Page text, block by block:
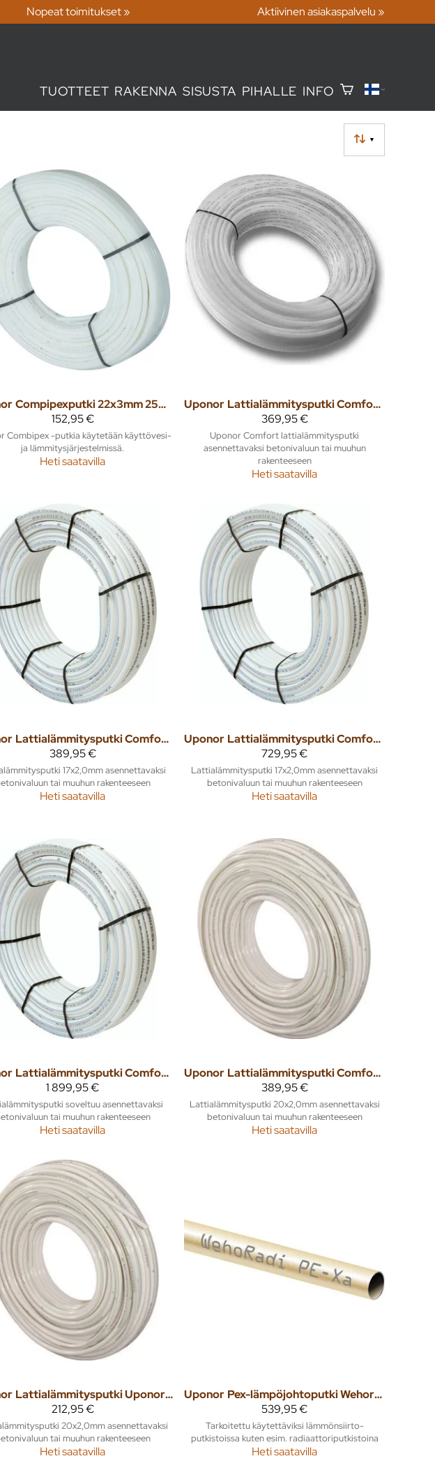
Nopeat toimitukset » Aktiivinen asiakaspalvelu »
TUOTTEET RAKENNA SISUSTA PIHALLE INFO
▼
Compipexputki 22x3mm 25m PN10 Q&E
152,95 €
Combipex -putkia käytetään käyttövesi-
ja lämmitysjärjestelmissä.
Heti saatavilla
Uponor
Lattialämmitysputki Comfort 12x1,7 120m
369,95 €
Uponor Comfort lattialämmitysputki
asennettavaksi betonivaluun tai muuhun
rakenteeseen
Heti saatavilla
Lattialämmitysputki Comfort Pipe Plus 17x2,0 120m
389,95 €
17x2,0mm asennettavaksi
tai muuhun rakenteeseen
Heti saatavilla
Uponor
Lattialämmitysputki Comfort Pipe Plus 17x2,0 240m
729,95 €
Lattialämmitysputki 17x2,0mm asennettavaksi
betonivaluun tai muuhun rakenteeseen
Heti saatavilla
Lattialämmitysputki Comfort Pipe Plus 17x2,0 640m
1 899,95 €
soveltuu asennettavaksi
tai muuhun rakenteeseen
Heti saatavilla
Uponor
Lattialämmitysputki Comfort Pipe Plus 20x2,0 120m
389,95 €
Lattialämmitysputki 20x2,0mm asennettavaksi
betonivaluun tai muuhun rakenteeseen
Heti saatavilla
Lattialämmitysputki Uponor Comfort Pipe Plus 20x2,0 60m
212,95 €
20x2,0mm asennettavaksi
tai muuhun rakenteeseen
Heti saatavilla
Uponor
Pex-lämpöjohtoputki Wehoradi 15x2,5 100m PN10
539,95 €
Tarkoitettu käytettäviksi lämmönsiirto-
putkistoissa kuten esim. radiaattoriputkistoina
Heti saatavilla